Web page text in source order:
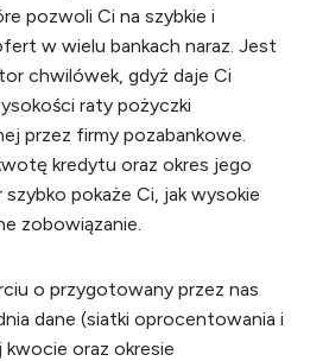
pozwoli Ci na szybkie i
w wielu bankach naraz. Jest
chwilówek, gdyż daje Ci
raty pożyczki
przez firmy pozabankowe.
kredytu oraz okres jego
szybko pokaże Ci, jak wysokie
zobowiązanie.
o przygotowany przez nas
dane (siatki oprocentowania i
oraz okresie